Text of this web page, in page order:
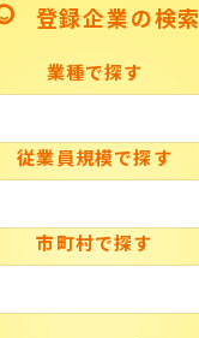
登録企業の検索
業種で探す
従業員規模で探す
市町村で探す